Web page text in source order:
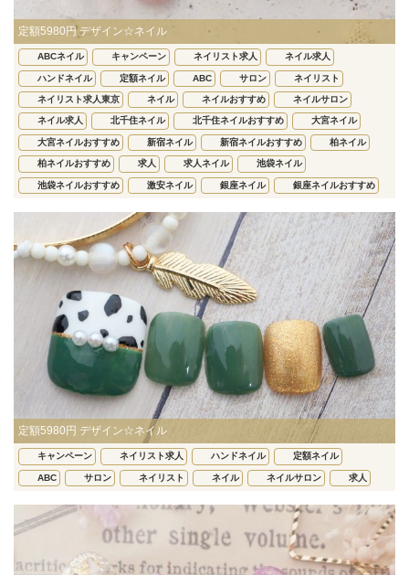
定額5980円 デザイン☆ネイル
ABCネイル キャンペーン ネイリスト求人 ネイル求人
ハンドネイル 定額ネイル ABC サロン ネイリスト
ネイリスト求人東京 ネイル ネイルおすすめ ネイルサロン
ネイル求人 北千住ネイル 北千住ネイルおすすめ 大宮ネイル
大宮ネイルおすすめ 新宿ネイル 新宿ネイルおすすめ 柏ネイル
柏ネイルおすすめ 求人 求人ネイル 池袋ネイル
池袋ネイルおすすめ 激安ネイル 銀座ネイル 銀座ネイルおすすめ
定額5980円 デザイン☆ネイル
キャンペーン ネイリスト求人 ハンドネイル 定額ネイル
ABC サロン ネイリスト ネイル ネイルサロン 求人